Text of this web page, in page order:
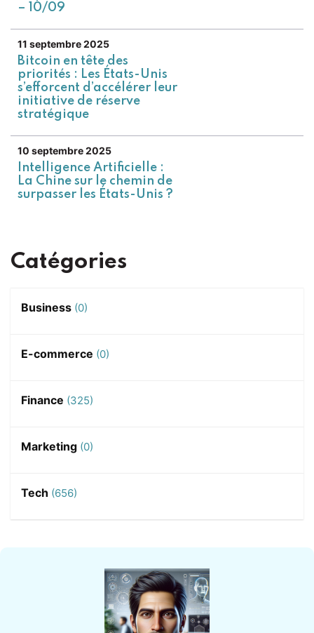
– 10/09
11 septembre 2025
Bitcoin en tête des
priorités : Les États-Unis
s’efforcent d’accélérer leur
initiative de réserve
stratégique
10 septembre 2025
Intelligence Artificielle :
La Chine sur le chemin de
surpasser les États-Unis ?
Catégories
Business (0)
E-commerce (0)
Finance (325)
Marketing (0)
Tech (656)